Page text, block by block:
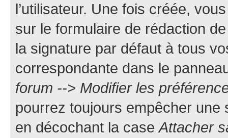
l’utilisateur. Une fois créée,
sur le formulaire de rédaction
la signature par défaut à tous
correspondante dans le
forum --> Modifier les
pourrez toujours empêcher une
en décochant la caseAttacher